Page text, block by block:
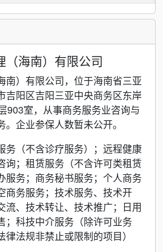
（海南）有限公司
南）有限公司，位于海南省三亚
吉阳区吉阳三亚中央商务区东岸
903室，从事商务服务业咨询与
企业参保人数暂未公开。
务（不含诊疗服务）；远程健康
询；租赁服务（不含许可类租赁
服务；商务秘书服务；个人商务
商务服务；技术服务、技术开
流、技术转让、技术推广；日用
；科技中介服务（除许可业务
法规非禁止或限制的项目）